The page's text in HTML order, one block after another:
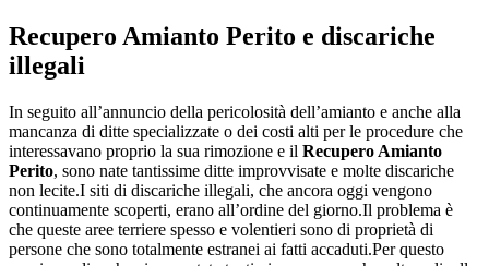
Recupero Amianto Perito e discariche
illegali
In seguito all’annuncio della pericolosità dell’amianto e anche alla
mancanza di ditte specializzate o dei costi alti per le procedure che
interessavano proprio la sua rimozione e il Recupero Amianto
Perito, sono nate tantissime ditte improvvisate e molte discariche
non lecite.I siti di discariche illegali, che ancora oggi vengono
continuamente scoperti, erano all’ordine del giorno.Il problema è
che queste aree terriere spesso e volentieri sono di proprietà di
persone che sono totalmente estranei ai fatti accaduti.Per questo